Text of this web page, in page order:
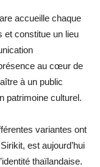
accueille chaque
et constitue un lieu
au cœur de
à un public
patrimoine culturel.
variantes ont
est aujourd’hui
thaïlandaise.